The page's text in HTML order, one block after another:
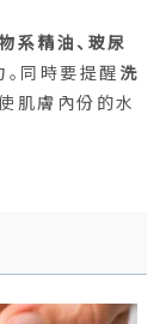
系精油、玻尿
同時要提醒洗
肌膚內份的水